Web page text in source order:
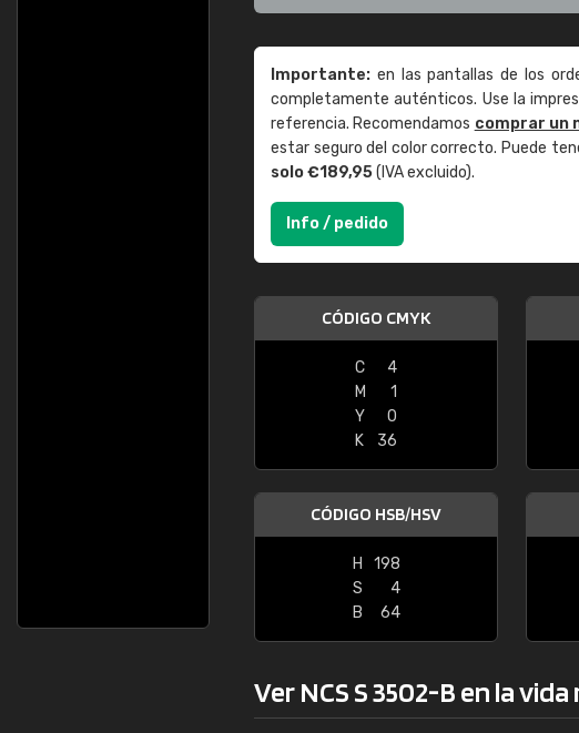
Importante: en las pantallas de los
completamente auténticos. Use la
referencia. Recomendamos comprar un
estar seguro del color correcto. Puede
solo €189,95(IVA excluido).
Info / pedido
CÓDIGO CMYK
C
4
M
1
Y
0
K
36
CÓDIGO HSB/HSV
H
198
S
4
B
64
Ver NCS S 3502-B en la vida